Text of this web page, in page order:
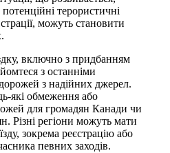
терористичні
можуть становити
включно з придбанням
з останніми
з надійних джерел.
які обмеження або
для громадян Канади чи
Різні регіони можуть мати
зокрема реєстрацію або
певних заходів.